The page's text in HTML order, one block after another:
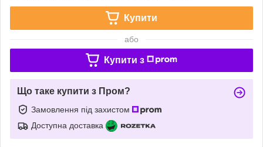
Купити
або
Купити з
Що таке купити з Пром?
Замовлення під захистом
Доступна доставка